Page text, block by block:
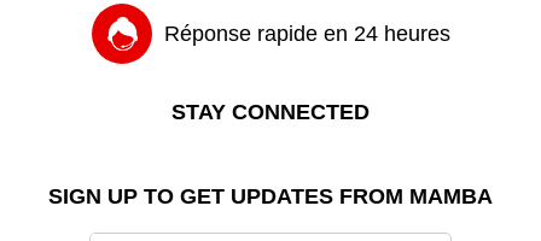
Réponse rapide en 24 heures
STAY CONNECTED
SIGN UP TO GET UPDATES FROM MAMBA